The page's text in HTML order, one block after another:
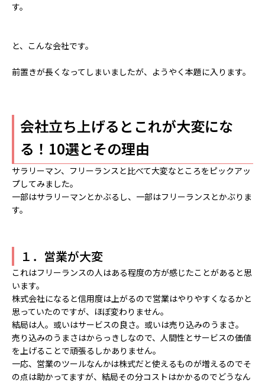
す。
と、こんな会社です。
前置きが長くなってしまいましたが、ようやく本題に入ります。
会社立ち上げるとこれが大変にな
る！10選とその理由
サラリーマン、フリーランスと比べて大変なところをピックアッ
プしてみました。
一部はサラリーマンとかぶるし、一部はフリーランスとかぶりま
す。
１．営業が大変
これはフリーランスの人はある程度の方が感じたことがあると思
います。
株式会社になると信用度は上がるので営業はやりやすくなるかと
思っていたのですが、ほぼ変わりません。
結局は人。或いはサービスの良さ。或いは売り込みのうまさ。
売り込みのうまさはからっきしなので、人間性とサービスの価値
を上げることで頑張るしかありません。
一応、営業のツールなんかは株式だと使えるものが増えるのでそ
の点は助かってますが、結局その分コストはかかるのでどうなん